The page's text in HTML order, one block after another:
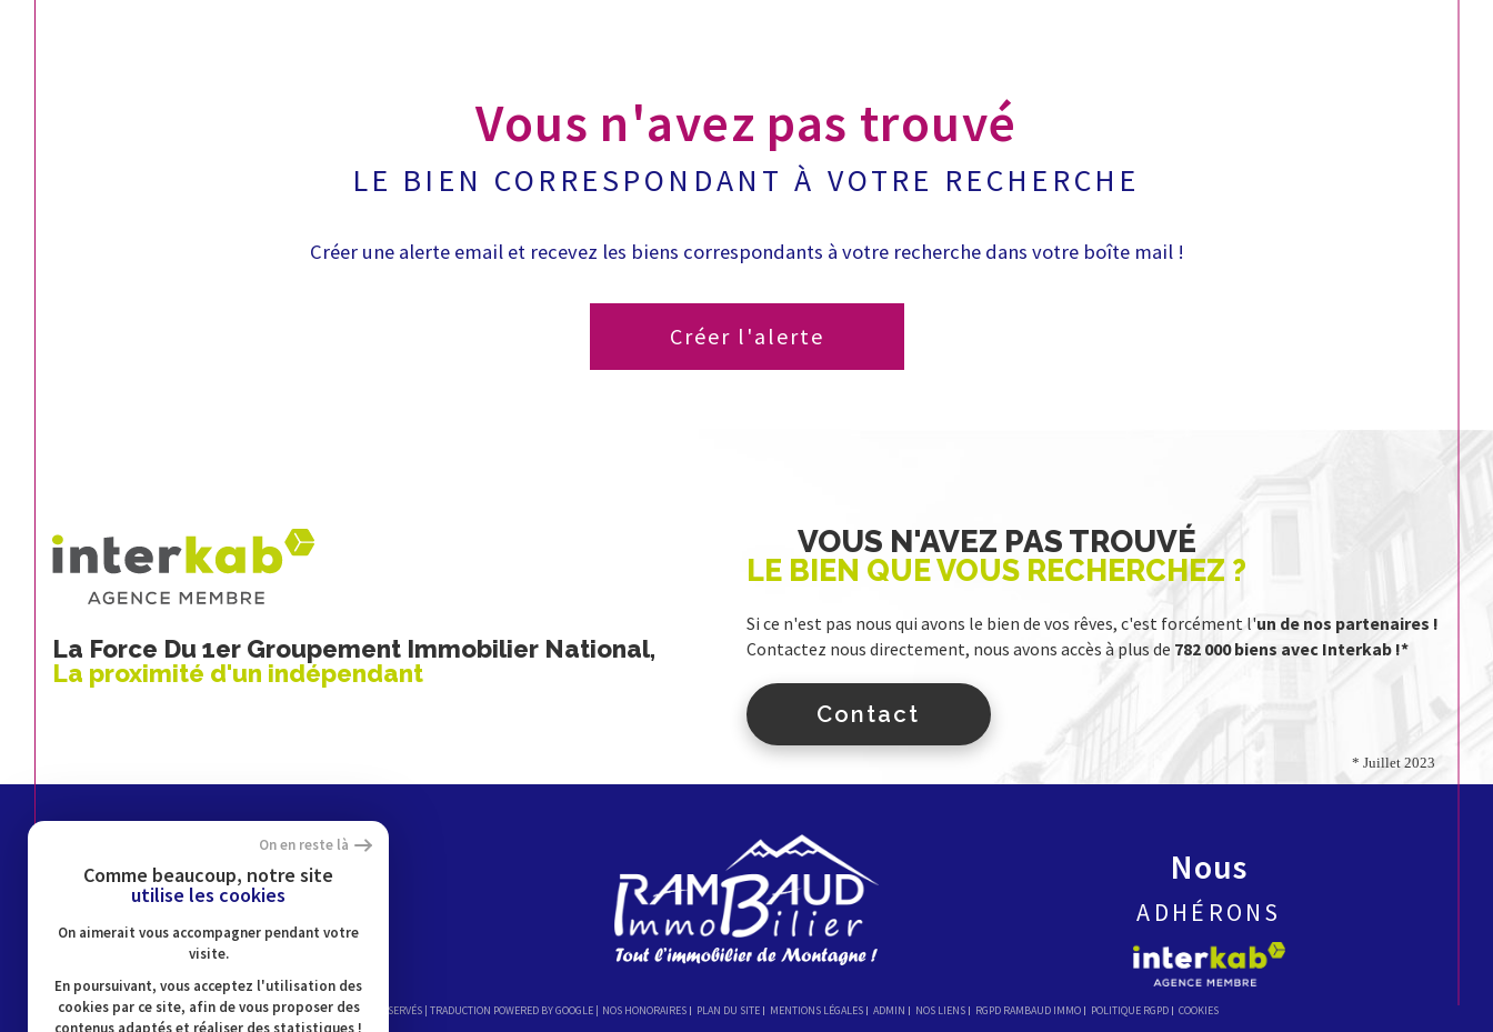
Vous n'avez pas trouvé
LE BIEN CORRESPONDANT À VOTRE RECHERCHE
Créer une alerte email et recevez les biens correspondants à votre recherche dans votre boîte mail !
Créer l'alerte
La Force Du 1er Groupement Immobilier National,
La proximité d'un indépendant
VOUS N'AVEZ PAS TROUVÉ
LE BIEN QUE VOUS RECHERCHEZ ?
Si ce n'est pas nous qui avons le bien de vos rêves, c'est forcément l'un de nos partenaires !
Contactez nous directement, nous avons accès à plus de 782 000 biens avec Interkab !*
Contact
* Juillet 2023
Espace
PROPRIÉTAIRE
Nous
ADHÉRONS
© 2026 | TOUS DROITS RÉSERVÉS | TRADUCTION POWERED BY GOOGLE | NOS HONORAIRES PLAN DU SITE MENTIONS LÉGALES ADMIN NOS LIENS RGPD RAMBAUD IMMO POLITIQUE RGPD COOKIES
On en reste là
Comme beaucoup, notre site
utilise les cookies
On aimerait vous accompagner pendant votre
visite.
En poursuivant, vous acceptez l'utilisation des
cookies par ce site, afin de vous proposer des
contenus adaptés et réaliser des statistiques !